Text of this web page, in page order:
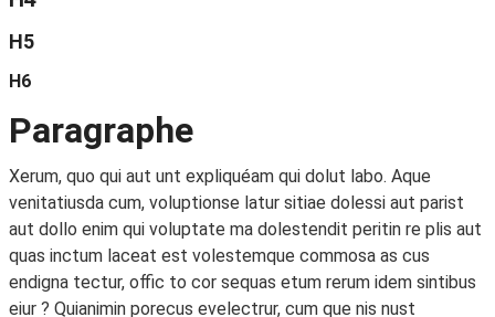
H5
H6
Paragraphe
Xerum, quo qui aut unt expliquéam qui dolut labo. Aque
venitatiusda cum, voluptionse latur sitiae dolessi aut parist
aut dollo enim qui voluptate ma dolestendit peritin re plis aut
quas inctum laceat est volestemque commosa as cus
endigna tectur, offic to cor sequas etum rerum idem sintibus
eiur ? Quianimin porecus evelectrur, cum que nis nust